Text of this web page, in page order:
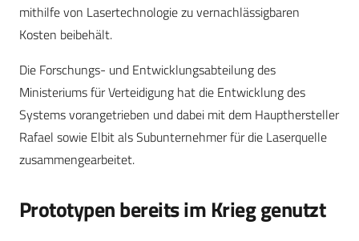
mithilfe von Lasertechnologie zu vernachlässigbaren
Kosten beibehält.
Die Forschungs- und Entwicklungsabteilung des
Ministeriums für Verteidigung hat die Entwicklung des
Systems vorangetrieben und dabei mit dem Haupthersteller
Rafael sowie Elbit als Subunternehmer für die Laserquelle
zusammengearbeitet.
Prototypen bereits im Krieg genutzt